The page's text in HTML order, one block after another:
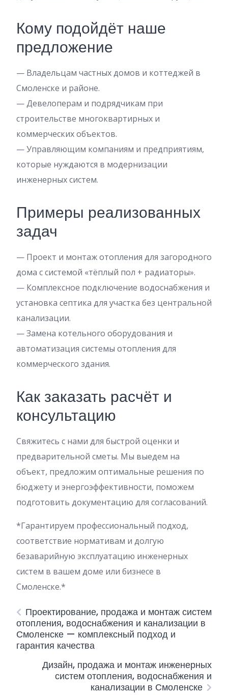
Кому подойдёт наше
предложение
— Владельцам частных домов и коттеджей в
Смоленске и районе.
— Девелоперам и подрядчикам при
строительстве многоквартирных и
коммерческих объектов.
— Управляющим компаниям и предприятиям,
которые нуждаются в модернизации
инженерных систем.
Примеры реализованных
задач
— Проект и монтаж отопления для загородного
дома с системой «тёплый пол + радиаторы».
— Комплексное подключение водоснабжения и
установка септика для участка без центральной
канализации.
— Замена котельного оборудования и
автоматизация системы отопления для
коммерческого здания.
Как заказать расчёт и
консультацию
Свяжитесь с нами для быстрой оценки и
предварительной сметы. Мы выедем на
объект, предложим оптимальные решения по
бюджету и энергоэффективности, поможем
подготовить документацию для согласований.
*Гарантируем профессиональный подход,
соответствие нормативам и долгую
безаварийную эксплуатацию инженерных
систем в вашем доме или бизнесе в
Смоленске.*
Проектирование, продажа и монтаж систем
отопления, водоснабжения и канализации в
Смоленске — комплексный подход и
гарантия качества
Дизайн, продажа и монтаж инженерных
систем отопления, водоснабжения и
канализации в Смоленске